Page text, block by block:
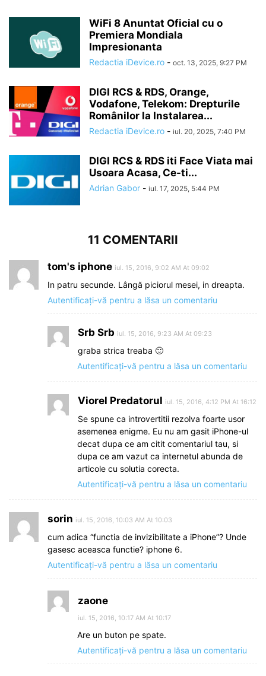
WiFi 8 Anuntat Oficial cu o
Premiera Mondiala
Impresionanta
Redactia iDevice.ro - oct. 13, 2025, 9:27 PM
DIGI RCS & RDS, Orange,
Vodafone, Telekom: Drepturile
Românilor la Instalarea...
Redactia iDevice.ro - iul. 20, 2025, 7:40 PM
DIGI RCS & RDS iti Face Viata mai
Usoara Acasa, Ce-ti...
Adrian Gabor - iul. 17, 2025, 5:44 PM
11 COMENTARII
tom's iphone iul. 15, 2016, 9:02 AM At 09:02
In patru secunde. Lângă piciorul mesei, in dreapta.
Autentificați-vă pentru a lăsa un comentariu
Srb Srb iul. 15, 2016, 9:23 AM At 09:23
graba strica treaba 🙂
Autentificați-vă pentru a lăsa un comentariu
Viorel Predatorul iul. 15, 2016, 4:12 PM At 16:12
Se spune ca introvertitii rezolva foarte usor
asemenea enigme. Eu nu am gasit iPhone-ul
decat dupa ce am citit comentariul tau, si
dupa ce am vazut ca internetul abunda de
articole cu solutia corecta.
Autentificați-vă pentru a lăsa un comentariu
sorin iul. 15, 2016, 10:03 AM At 10:03
cum adica “functia de invizibilitate a iPhone”? Unde
gasesc aceasca functie? iphone 6.
Autentificați-vă pentru a lăsa un comentariu
zaone
iul. 15, 2016, 10:17 AM At 10:17
Are un buton pe spate.
Autentificați-vă pentru a lăsa un comentariu